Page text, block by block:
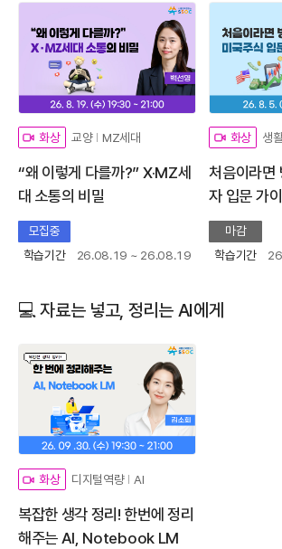
화상 교양 MZ세대
“왜 이렇게 다를까?” X·MZ세
대 소통의 비밀
모집중
학습기간
26.08.19 ~ 26.08.19
화상 생
처음이라면
자 입문 가
마감
학습기간
💻 자료는 넣고, 정리는 AI에게
화상 디지털역량 AI
복잡한 생각 정리! 한번에 정리
해주는 AI, Notebook LM